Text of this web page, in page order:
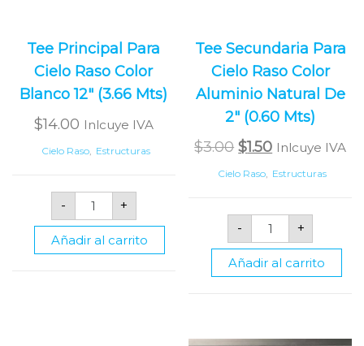
Tee Principal Para
Cielo Raso Color
Blanco 12″ (3.66 Mts)
$14.00 Inlcuye IVA
Cielo Raso, Estructuras
-
Tee
Principal
Para
Cielo
Raso
Color
+
Añadir al carrito
Tee Secundaria Para
Cielo Raso Color
Aluminio Natural De
2″ (0.60 Mts)
$3.00 Original
price
$3.00.
$1.50Current
price
$1.50.
Inlcuye IVA
Cielo Raso Estructuras
-
Tee
Secundaria
Para
Cielo
Raso
Color
(0.60
+
Añadir al carrito